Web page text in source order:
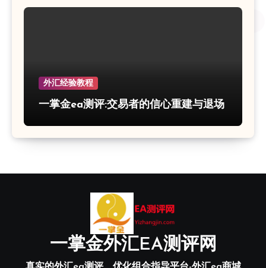
外汇经验教程
一掌金ea测评:交易者的信心重建与退场
一掌金外汇EA测评网